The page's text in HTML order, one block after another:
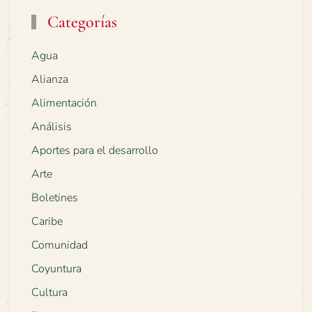
Categorías
Agua
Alianza
Alimentación
Análisis
Aportes para el desarrollo
Arte
Boletines
Caribe
Comunidad
Coyuntura
Cultura